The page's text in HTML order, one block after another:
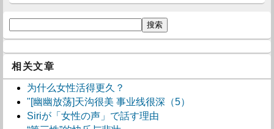
相关文章
为什么女性活得更久？
"[幽幽放荡]天沟很美 事业线很深（5）
Siriが「女性の声」で話す理由